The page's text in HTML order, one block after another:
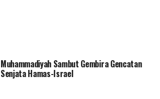
Muhammadiyah Sambut Gembira Gencatan
Senjata Hamas-Israel